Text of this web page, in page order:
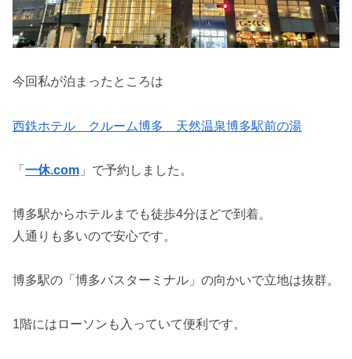
今回私が泊まったところは
西鉄ホテル クルーム博多 天然温泉博多駅前の湯
「 一休.com 」で予約しました。
博多駅からホテルまでも徒歩4分ほどで到着。
人通りも多いので安心です。
博多駅の「博多バスターミナル」の向かいで立地は抜群。
1階にはローソンも入っていて便利です。